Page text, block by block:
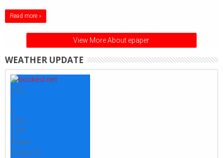
Read more »
View More About epaper
WEATHER UPDATE
+29
°
C
+30°
+27°
Thane
Friday, 07